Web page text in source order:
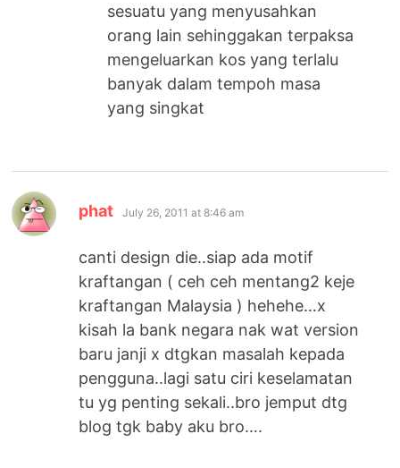
sesuatu yang menyusahkan
orang lain sehinggakan terpaksa
mengeluarkan kos yang terlalu
banyak dalam tempoh masa
yang singkat
phat says:
July 26, 2011 at 8:46 am
canti design die..siap ada motif
kraftangan ( ceh ceh mentang2 keje
kraftangan Malaysia ) hehehe…x
kisah la bank negara nak wat version
baru janji x dtgkan masalah kepada
pengguna..lagi satu ciri keselamatan
tu yg penting sekali..bro jemput dtg
blog tgk baby aku bro….